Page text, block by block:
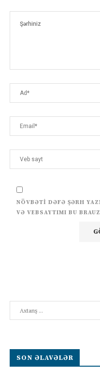
NÖVBƏTI DƏFƏ ŞƏRH
VƏ VEBSAYTIMI BU
SON ƏLAVƏLƏR